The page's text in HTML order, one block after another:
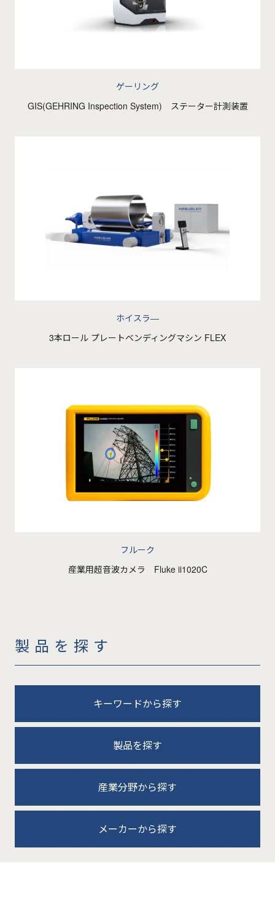
ゲーリング
GIS(GEHRING Inspection System) ステーター計測装置
ホイスラ―
3本ロール プレートベンディングマシン FLEX
フルーク
産業用超音波カメラ Fluke ii1020C
製品を探す
キーワードから探す
製品を探す
産業分野から探す
メーカーから探す